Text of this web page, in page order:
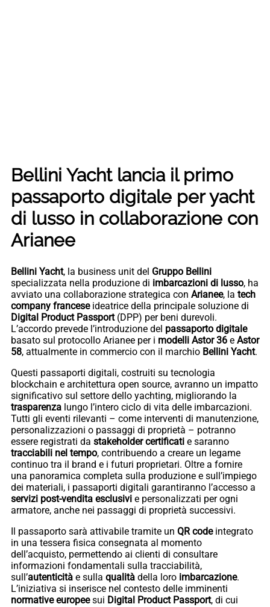
Bellini Yacht lancia il primo
passaporto digitale per yacht
di lusso in collaborazione con
Arianee
Bellini Yacht, la business unit del Gruppo Bellini
specializzata nella produzione di imbarcazioni di lusso, ha
avviato una collaborazione strategica con Arianee, la tech
company franceseideatrice della principale soluzione di
Digital Product Passport(DPP) per beni durevoli.
L’accordo prevede l’introduzione del passaporto digitale
basato sul protocollo Arianee per i modelli Astor 36 e Astor
58, attualmente in commercio con il marchio Bellini Yacht.
Questi passaporti digitali, costruiti su tecnologia
blockchain e architettura open source, avranno un impatto
significativo sul settore dello yachting, migliorando la
trasparenza lungo l’intero ciclo di vita delle imbarcazioni.
Tutti gli eventi rilevanti – come interventi di manutenzione,
personalizzazioni o passaggi di proprietà – potranno
essere registrati da stakeholder certificati e saranno
tracciabili nel tempo, contribuendo a creare un legame
continuo tra il brand e i futuri proprietari. Oltre a fornire
una panoramica completa sulla produzione e sull’impiego
dei materiali, i passaporti digitali garantiranno l’accesso a
servizi post-vendita esclusivi e personalizzati per ogni
armatore, anche nei passaggi di proprietà successivi.
Il passaporto sarà attivabile tramite un QR codeintegrato
in una tessera fisica consegnata al momento
dell’acquisto, permettendo ai clienti di consultare
informazioni fondamentali sulla tracciabilità,
sull’autenticità e sulla qualità della loro imbarcazione.
L’iniziativa si inserisce nel contesto delle imminenti
normative europeesui Digital Product Passport, di cui